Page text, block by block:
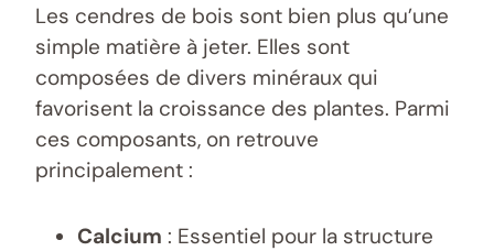
Les cendres de bois sont bien plus qu’une
simple matière à jeter. Elles sont
composées de divers minéraux qui
favorisent la croissance des plantes. Parmi
ces composants, on retrouve
principalement :
Calcium : Essentiel pour la structure